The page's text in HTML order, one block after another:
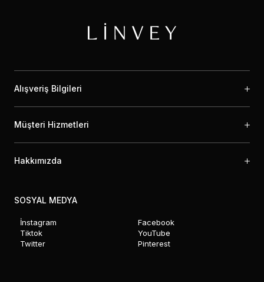
Alışveriş Bilgileri
Müşteri Hizmetleri
Hakkımızda
SOSYAL MEDYA
İnstagram
Facebook
Tiktok
YouTube
Twitter
Pinterest